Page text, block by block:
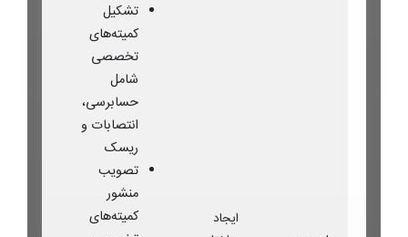
ایجاد
تشکیل
کمیته‌های
تخصصی
شامل
حسابرسی،
انتصابات و
ریسک
تصویب
منشور
کمیته‌های